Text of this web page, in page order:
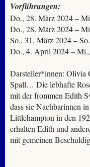
Vorführungen:
Do., 28. März 2024 –
Do., 28. März 2024 –
So., 31. März 2024 –
Do., 4. April 2024 –
Darsteller*innen: Olivia
Spall… Die lebhafte
mit der frommen Edith
dass sie Nachbarinnen
Littlehampton in den
erhalten Edith und
mit gemeinen